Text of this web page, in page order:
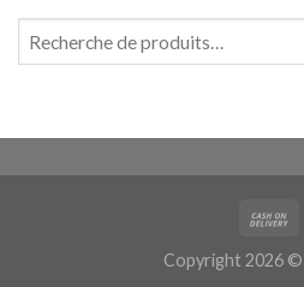
Copyright 2026 ©